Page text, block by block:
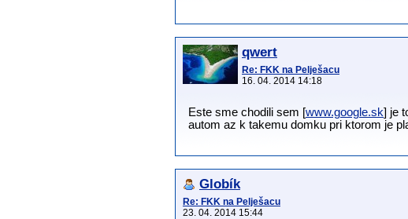
qwert
Re: FKK na Pelješacu
16. 04. 2014 14:18
Este sme chodili sem [www.google.sk] je
autom az k takemu domku pri ktorom je
Globík
Re: FKK na Pelješacu
23. 04. 2014 15:44